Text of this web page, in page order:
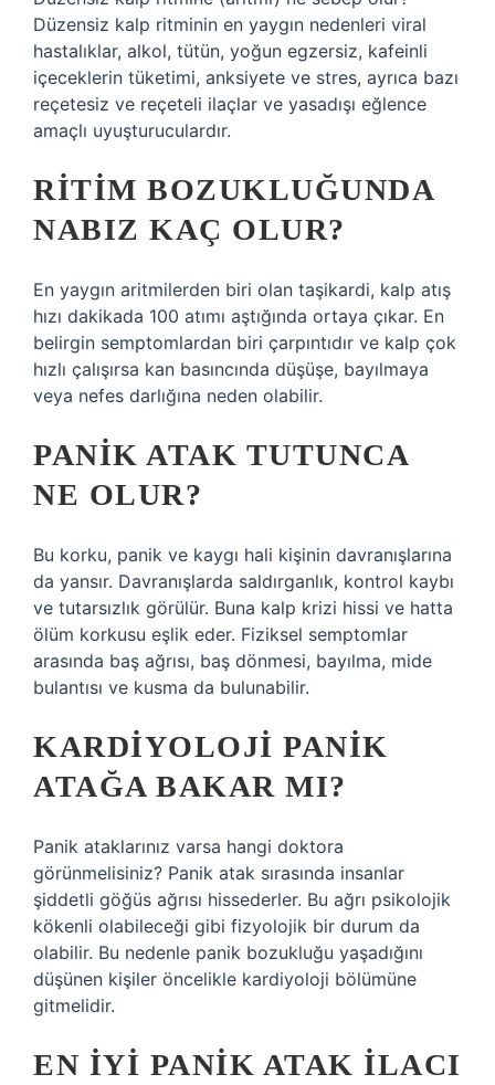
Düzensiz kalp ritminin en yaygın nedenleri viral
hastalıklar, alkol, tütün, yoğun egzersiz, kafeinli
içeceklerin tüketimi, anksiyete ve stres, ayrıca bazı
reçetesiz ve reçeteli ilaçlar ve yasadışı eğlence
amaçlı uyuşturuculardır.
RITIM BOZUKLUĞUNDA
NABIZ KAÇ OLUR?
En yaygın aritmilerden biri olan taşikardi, kalp atış
hızı dakikada 100 atımı aştığında ortaya çıkar. En
belirgin semptomlardan biri çarpıntıdır ve kalp çok
hızlı çalışırsa kan basıncında düşüşe, bayılmaya
veya nefes darlığına neden olabilir.
PANIK ATAK TUTUNCA
NE OLUR?
Bu korku, panik ve kaygı hali kişinin davranışlarına
da yansır. Davranışlarda saldırganlık, kontrol kaybı
ve tutarsızlık görülür. Buna kalp krizi hissi ve hatta
ölüm korkusu eşlik eder. Fiziksel semptomlar
arasında baş ağrısı, baş dönmesi, bayılma, mide
bulantısı ve kusma da bulunabilir.
KARDIYOLOJI PANIK
ATAĞA BAKAR MI?
Panik ataklarınız varsa hangi doktora
görünmelisiniz? Panik atak sırasında insanlar
şiddetli göğüs ağrısı hissederler. Bu ağrı psikolojik
kökenli olabileceği gibi fizyolojik bir durum da
olabilir. Bu nedenle panik bozukluğu yaşadığını
düşünen kişiler öncelikle kardiyoloji bölümüne
gitmelidir.
EN IYI PANIK ATAK ILACI